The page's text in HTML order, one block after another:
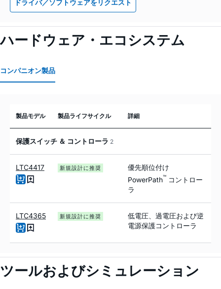
ドライバ／ソフトウェアをリクエスト
ハードウェア・エコシステム
コンパニオン製品
製品モデル 製品ライフサイクル 詳細
保護スイッチ ＆ コントローラ 2
LTC4417 新規設計に推奨
優先順位付け
PowerPath™ コントロー
ラ
LTC4365 新規設計に推奨
低電圧、過電圧および逆
電源保護コントローラ
ツールおよびシミュレーション